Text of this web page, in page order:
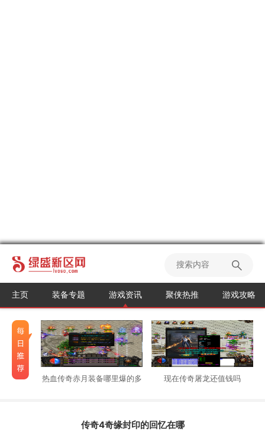
主页 装备专题 游戏资讯 聚侠热推 游戏攻略
热血传奇赤月装备哪里爆的多 现在传奇屠龙还值钱吗
传奇4奇缘封印的回忆在哪